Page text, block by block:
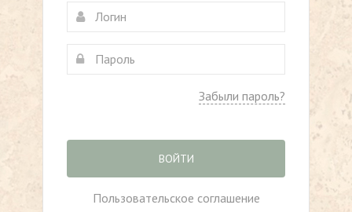
Забыли пароль?
ВОЙТИ
Пользовательское соглашение